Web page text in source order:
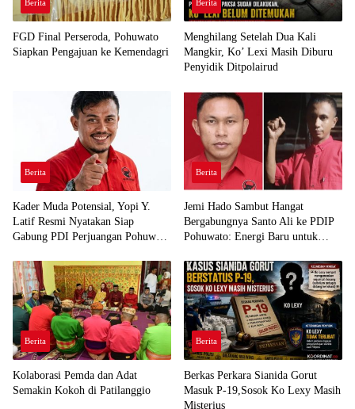
Berita
FGD Final Perseroda, Pohuwato
Siapkan Pengajuan ke Kemendagri
Berita
Menghilang Setelah Dua Kali
Mangkir, Ko’ Lexi Masih Diburu
Penyidik Ditpolairud
Berita
Kader Muda Potensial, Yopi Y.
Latif Resmi Nyatakan Siap
Gabung PDI Perjuangan Pohuwato
Berita
Jemi Hado Sambut Hangat
Bergabungnya Santo Ali ke PDIP
Pohuwato: Energi Baru untuk
Berita
Kolaborasi Pemda dan Adat
Semakin Kokoh di Patilanggio
Berita
Berkas Perkara Sianida Gorut
Masuk P-19,Sosok Ko Lexy Masih
Misterius